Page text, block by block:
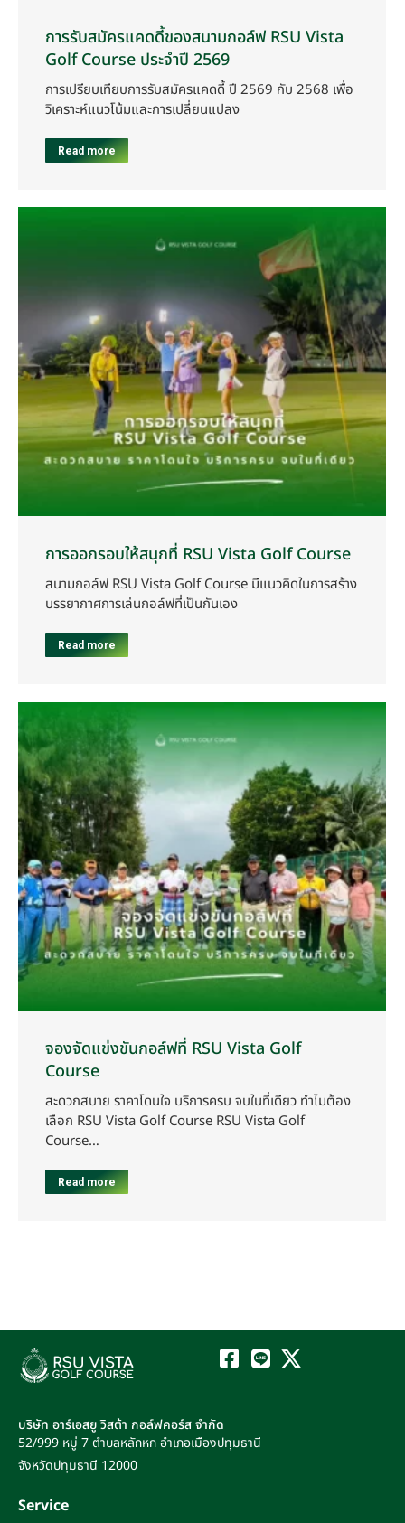
การรับสมัครแคดดี้ของสนามกอล์ฟ RSU Vista
Golf Course ประจำปี 2569
การเปรียบเทียบการรับสมัครแคดดี้ ปี 2569 กับ 2568 เพื่อ
วิเคราะห์แนวโน้มและการเปลี่ยนแปลง
Read more
การออกรอบให้สนุกที่ RSU Vista Golf Course
สนามกอล์ฟ RSU Vista Golf Course มีแนวคิดในการสร้าง
บรรยากาศการเล่นกอล์ฟที่เป็นกันเอง
Read more
จองจัดแข่งขันกอล์ฟที่ RSU Vista Golf
Course
สะดวกสบาย ราคาโดนใจ บริการครบ จบในที่เดียว ทำไมต้อง
เลือก RSU Vista Golf Course RSU Vista Golf
Course…
Read more
บริษัท อาร์เอสยู วิสต้า กอล์ฟคอร์ส จำกัด
52/999 หมู่ 7ตำบลหลักหกอำเภอเมืองปทุมธานี
จังหวัดปทุมธานี 12000
Service